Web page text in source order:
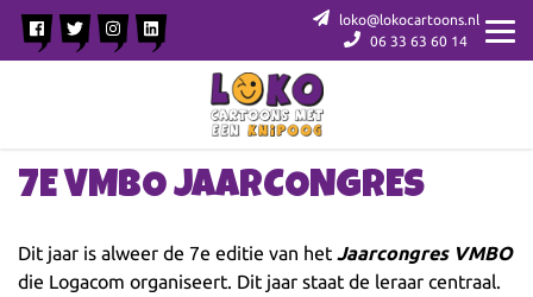
loko@lokocartoons.nl
06 33 63 60 14
7E VMBO JAARCONGRES
Dit jaar is alweer de 7e editie van het Jaarcongres VMBO
die Logacom organiseert. Dit jaar staat de leraar centraal.